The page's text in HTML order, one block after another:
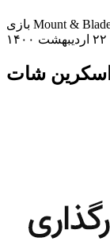
اسکرین شات